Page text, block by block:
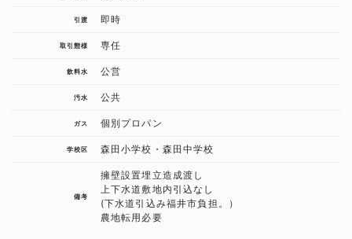
引渡 即時
取引態様 専任
飲料水 公営
汚水 公共
ガス 個別プロパン
学校区 森田小学校・森田中学校
備考
擁壁設置埋立造成渡し
上下水道敷地内引込なし
(下水道引込み福井市負担。）
農地転用必要